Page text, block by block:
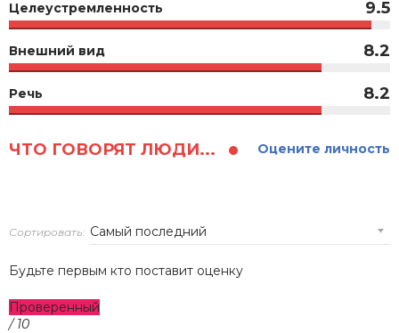
Целеустремленность 9.5
Внешний вид 8.2
Речь 8.2
ЧТО ГОВОРЯТ ЛЮДИ... Оцените личность
Сортировать:
Будьте первым кто поставит оценку
Проверенный
/ 10